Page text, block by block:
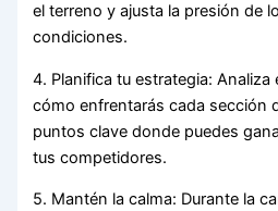
el terreno y ajusta la presión de
condiciones.
4. Planifica tu estrategia: Analiza
cómo enfrentarás cada sección
puntos clave donde puedes
tus competidores.
5. Mantén la calma: Durante la